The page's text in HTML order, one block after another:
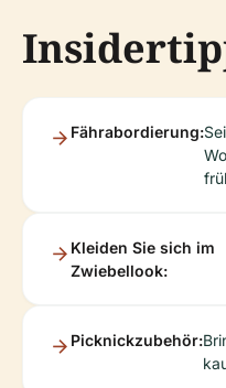
Fährabordierung:
Kleiden Sie sich im
Zwiebellook:
Picknickzubehör: